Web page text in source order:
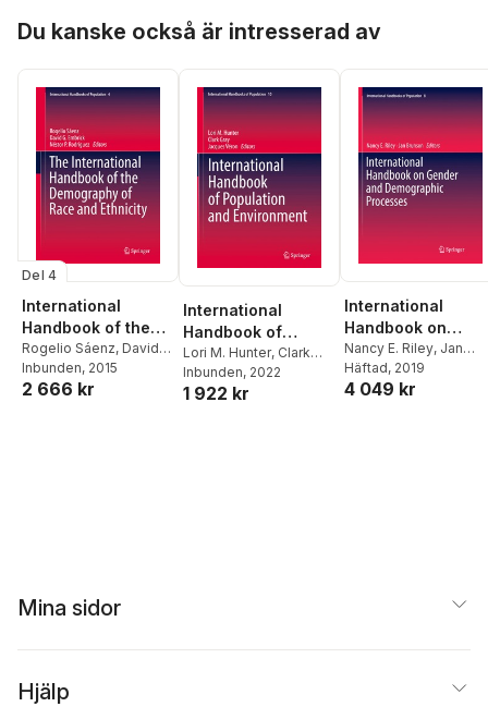
Du kanske också är intresserad av
Del 4
International
Handbook of the
Demography of
Race and Ethnicity
Rogelio Sáenz, David
G. Embrick ,Néstor P.
Rodríguez
Inbunden, 2015
2 666 kr
International
Handbook of
Population and
Environment
Lori M. Hunter, Clark
Gray,Jacques Véron
Inbunden, 2022
1 922 kr
International
Handbook on
Gender and
Demographic
Processes
Nancy E. Riley, Jan
Brunson
Häftad, 2019
4 049 kr
Mina sidor
Hjälp